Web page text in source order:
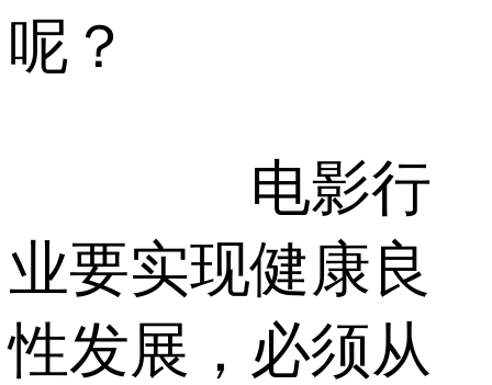
呢？
电影行
业要实现健康良
性发展，必须从